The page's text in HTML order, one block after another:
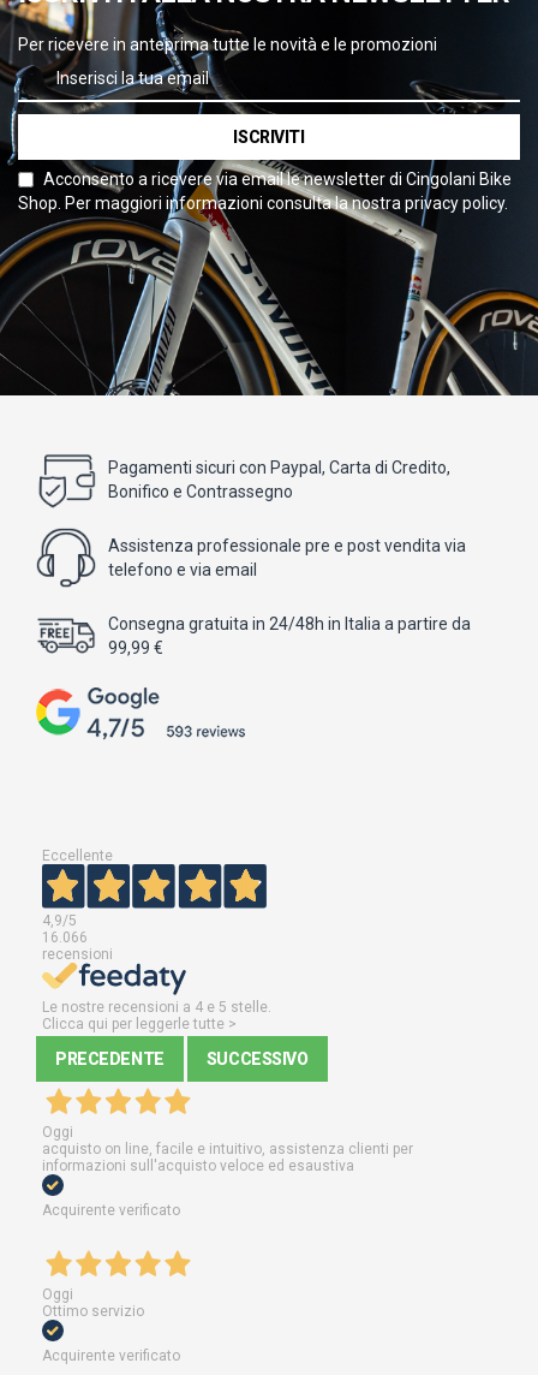
Per ricevere in anteprima tutte le novità e le promozioni
ISCRIVITI
Acconsento a ricevere via email le newsletter di Cingolani Bike
Shop. Per maggiori informazioni consulta la nostra privacy policy.
Pagamenti sicuri con Paypal, Carta di Credito,
Bonifico e Contrassegno
Assistenza professionale pre e post vendita via
telefono e via email
Consegna gratuita in 24/48h in Italia a partire da
99,99 €
Eccellente
4,9/5
16.066
recensioni
Le nostre recensioni a 4 e 5 stelle.
Clicca qui per leggerle tutte >
PRECEDENTE SUCCESSIVO
Oggi
acquisto on line, facile e intuitivo, assistenza clienti per
informazioni sull'acquisto veloce ed esaustiva
Acquirente verificato
Oggi
Ottimo servizio
Acquirente verificato